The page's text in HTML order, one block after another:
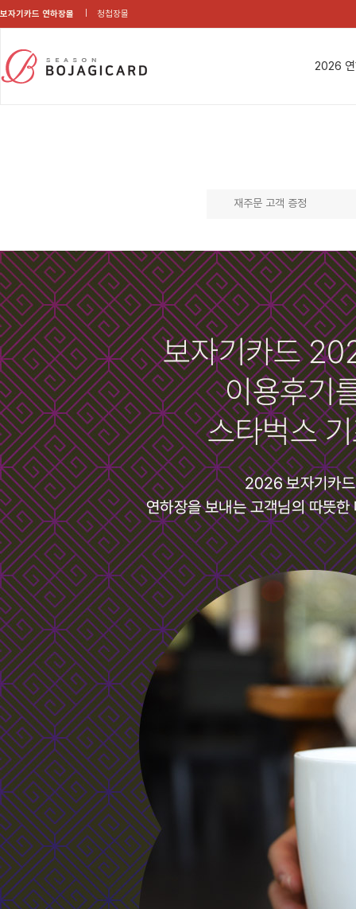
보자기카드 연하장몰 청첩장몰
2026
재주문 고객 증정